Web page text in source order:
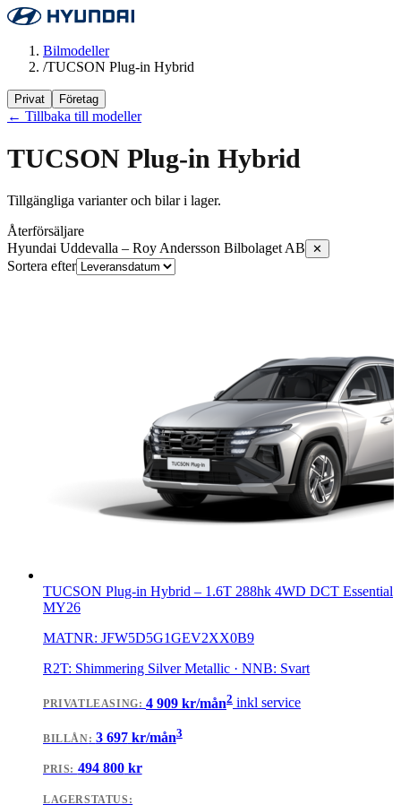
Bilmodeller
/TUCSON Plug-in Hybrid
Privat Företag
← Tillbaka till modeller
TUCSON Plug-in Hybrid
Tillgängliga varianter och bilar i lager.
Återförsäljare
Hyundai Uddevalla – Roy Andersson Bilbolaget AB
✕
Sortera efter
TUCSON Plug-in Hybrid – 1.6T 288hk 4WD DCT Essential
MY26
MATNR: JFW5D5G1GEV2XX0B9
R2T: Shimmering Silver Metallic · NNB: Svart
PRIVATLEASING:4 909 kr/mån2 inkl service
BILLÅN: 3 697kr/mån3
PRIS: 494 800kr
LAGERSTATUS: